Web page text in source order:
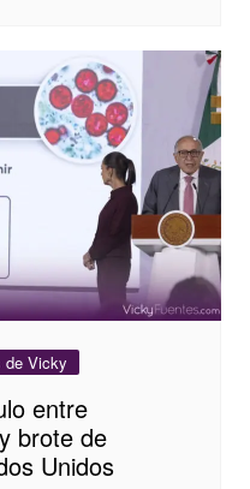
de Vicky
entre
brote de
Unidos